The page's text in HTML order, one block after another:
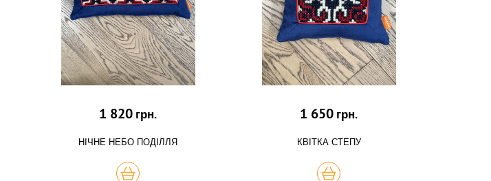
1 820 грн.
НІЧНЕ НЕБО ПОДІЛЛЯ
КУПИТЬ
1 650 грн.
КВІТКА СТЕПУ
КУПИТЬ